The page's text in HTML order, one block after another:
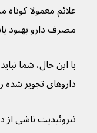
علائم معمولا
مصرف دارو بهبود
با این حال، شما
داروهای تجویز شده